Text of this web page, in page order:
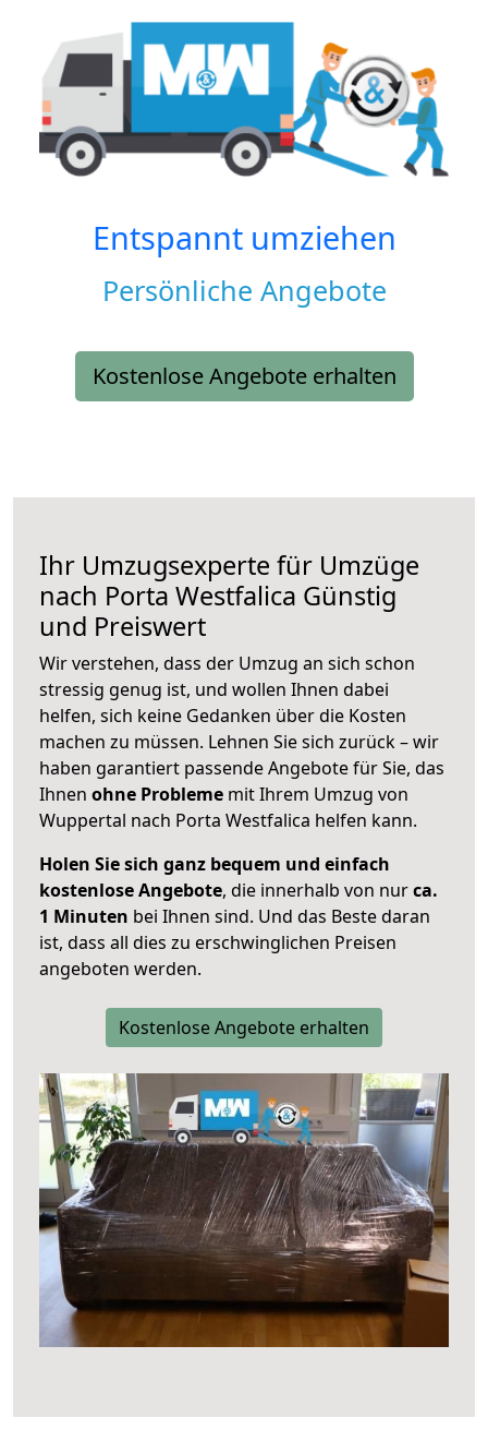
Entspannt umziehen
Persönliche Angebote
Kostenlose Angebote erhalten
Ihr Umzugsexperte für Umzüge
nach Porta Westfalica Günstig
und Preiswert
Wir verstehen, dass der Umzug an sich schon
stressig genug ist, und wollen Ihnen dabei
helfen, sich keine Gedanken über die Kosten
machen zu müssen. Lehnen Sie sich zurück – wir
haben garantiert passende Angebote für Sie, das
Ihnen ohne Probleme mit Ihrem Umzug von
Wuppertal nach Porta Westfalica helfen kann.
Holen Sie sich ganz bequem und einfach
kostenlose Angebote, die innerhalb von nurca.
1 Minuten bei Ihnen sind. Und das Beste daran
ist, dass all dies zu erschwinglichen Preisen
angeboten werden.
Kostenlose Angebote erhalten